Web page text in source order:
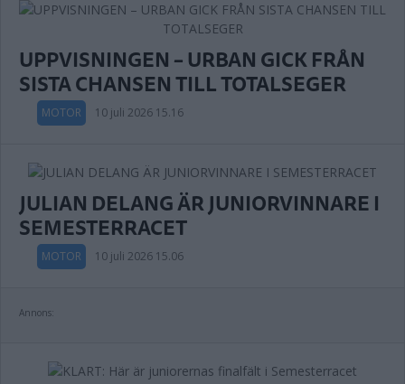
UPPVISNINGEN – URBAN GICK FRÅN
SISTA CHANSEN TILL TOTALSEGER
MOTOR 10 juli 2026 15.16
JULIAN DELANG ÄR JUNIORVINNARE I
SEMESTERRACET
MOTOR 10 juli 2026 15.06
Annons: